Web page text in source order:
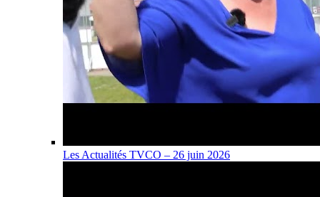
Les Actualités TVCO – 26 juin 2026